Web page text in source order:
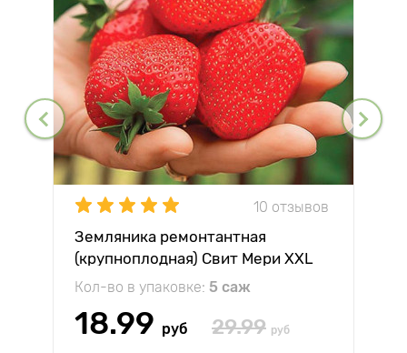
10 отзывов
Земляника ремонтантная
(крупноплодная) Свит Мери XXL
Кол-во в упаковке: 5 саж
18.99 руб 29.99 руб